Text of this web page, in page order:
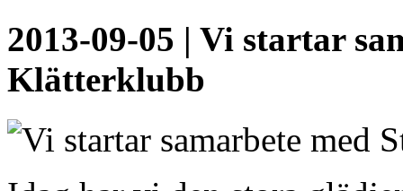
2013-09-05 | Vi startar
Klätterklubb